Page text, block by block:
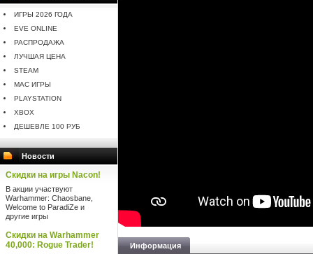
ИГРЫ 2026 ГОДА
EVE ONLINE
РАСПРОДАЖА
ЛУЧШАЯ ЦЕНА
STEAM
MAC ИГРЫ
PLAYSTATION
XBOX
ДЕШЕВЛЕ 100 РУБ
Новости
Скидки на игры Nacon!
В акции участвуют
Warhammer: Chaosbane,
Welcome to ParadiZe и
другие игры
Скидки на Warhammer
40,000: Rogue Trader!
Информация